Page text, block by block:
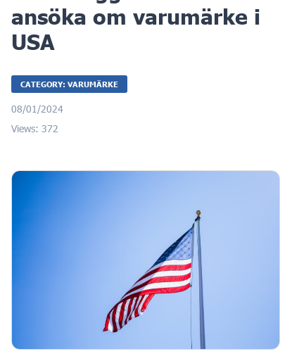
ansöka om varumärke i
USA
CATEGORY: VARUMÄRKE
08/01/2024
Views: 372